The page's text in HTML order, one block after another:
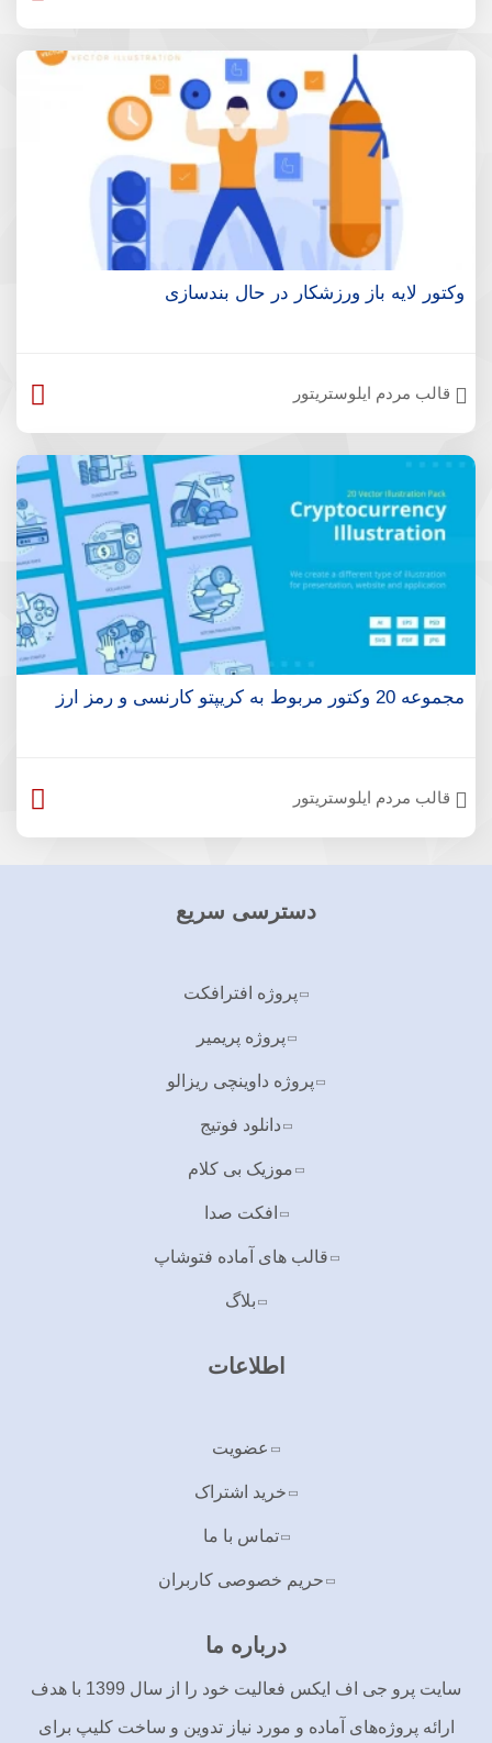
وکتور لایه باز ورزشکار در حال بندسازی
قالب مردم ایلوستریتور
مجموعه 20 وکتور مربوط به کریپتو کارنسی و رمز ارز
قالب مردم ایلوستریتور
دسترسی سریع
پروژه افترافکت
پروژه پریمیر
پروژه داوینچی ریزالو
دانلود فوتیج
موزیک بی کلام
افکت صدا
قالب های آماده فتوشاپ
بلاگ
اطلاعات
عضویت
خرید اشتراک
تماس با ما
حریم خصوصی کاربران
درباره ما
سایت پرو جی اف ایکس فعالیت خود را از سال 1399 با هدف
ارائه پروژه‌های آماده و مورد نیاز تدوین و ساخت کلیپ برای